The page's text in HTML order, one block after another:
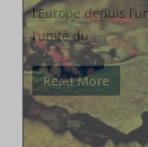
l’Europe depuis
l’unité du
Read More